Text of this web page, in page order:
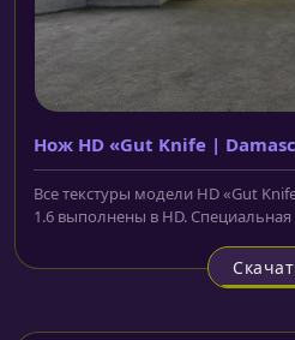
Нож HD «Gut Knife |
Все текстуры модели HD «Gut
1.6 выполнены в HD. Специальная